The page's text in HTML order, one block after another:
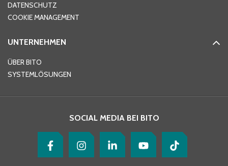
Telefon
DATENSCHUTZ
COOKIE MANAGEMENT
UNTERNEHMEN
ÜBER BITO
SYSTEMLÖSUNGEN
SOCIAL MEDIA BEI BITO